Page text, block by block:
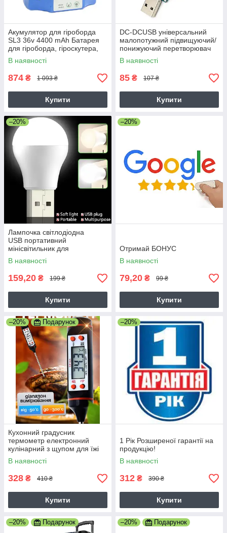
Акумулятор для гіроборда
SL3 36v 4400 mAh Батарея
для гіроборда, гіроскутера,
міні сигвея
В наявності
874 ₴ 1 093 ₴
Купити
DC-DCUSB універсальний
малопотужний підвищуючий/
понижуючий перетворювач
напруги стабілізатор WX-
6423 5v to 3.3V 9V 12V 24V
3W
В наявності
85 ₴ 107 ₴
Купити
–20%
Лампочка світлодіодна
USB портативний
мінісвітильник для
повербанка ноутбука
В наявності
159,20 ₴ 199 ₴
Купити
–20%
Отримай БОНУС
В наявності
79,20 ₴ 99 ₴
Купити
–20% Подарунок
Кухонний градусник
термометр електронний
кулінарний з щупом для їжі
(-50...+300 oC) C функцеями
Hold, C/F Max/
В наявності
328 ₴ 410 ₴
Купити
–20%
1 Рік Розширеної гарантії на
продукцію!
В наявності
312 ₴ 390 ₴
Купити
–20% Подарунок –20% Подарунок